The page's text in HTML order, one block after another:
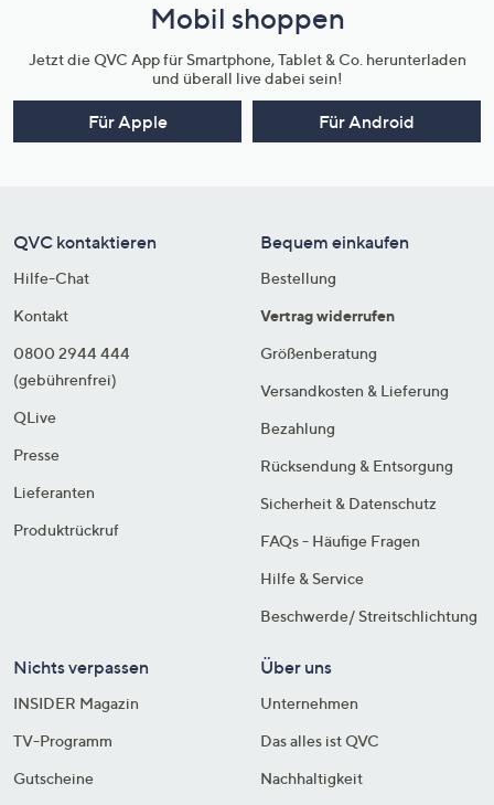
Mobil shoppen
Jetzt die QVC App für Smartphone, Tablet & Co. herunterladen
und überall live dabei sein!
Für Apple Für Android
QVC kontaktieren
Hilfe-Chat
Kontakt
0800 2944 444
(gebührenfrei)
QLive
Presse
Lieferanten
Produktrückruf
Bequem einkaufen
Bestellung
Vertrag widerrufen
Größenberatung
Versandkosten & Lieferung
Bezahlung
Rücksendung & Entsorgung
Sicherheit & Datenschutz
FAQs - Häufige Fragen
Hilfe & Service
Beschwerde/ Streitschlichtung
Nichts verpassen
INSIDER Magazin
TV-Programm
Gutscheine
Über uns
Unternehmen
Das alles ist QVC
Nachhaltigkeit